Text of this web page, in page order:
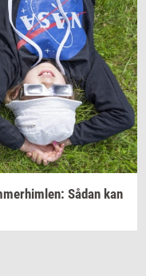
Sådan kan